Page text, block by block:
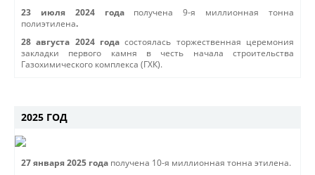
23 июля 2024 года получена 9-я миллионная тонна
полиэтилена.
28 августа 2024 года состоялась торжественная церемония
закладки первого камня в честь начала строительства
Газохимического комплекса (ГХК).
2025 ГОД
27 января 2025 года получена 10-я миллионная тонна этилена.